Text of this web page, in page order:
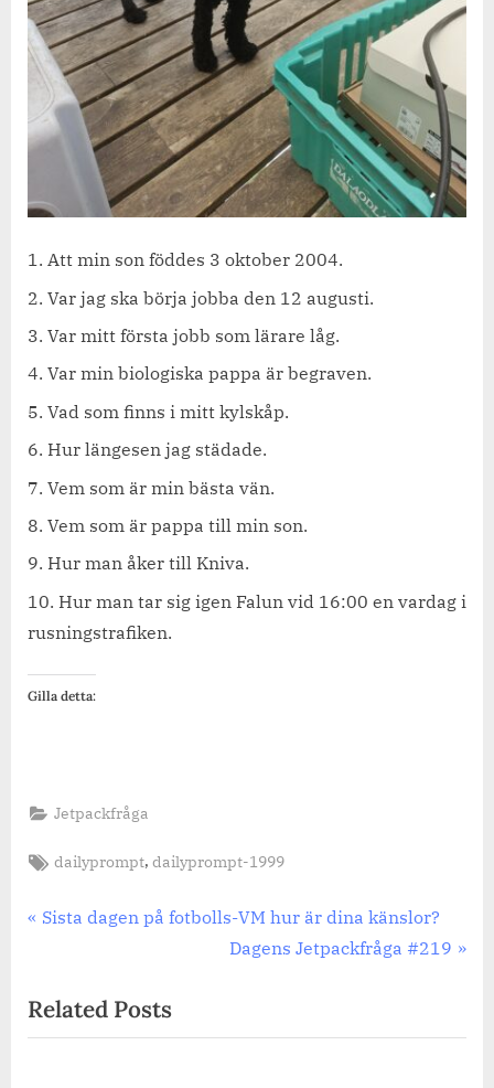
Att min son föddes 3 oktober 2004.
Var jag ska börja jobba den 12 augusti.
Var mitt första jobb som lärare låg.
Var min biologiska pappa är begraven.
Vad som finns i mitt kylskåp.
Hur längesen jag städade.
Vem som är min bästa vän.
Vem som är pappa till min son.
Hur man åker till Kniva.
Hur man tar sig igen Falun vid 16:00 en vardag i
rusningstrafiken.
Gilla detta:
Jetpackfråga
Tags:
dailyprompt,dailyprompt-1999
Inläggsnavigering
Previous
Sista dagen på fotbolls-VM hur är dina känslor?
Next
Dagens Jetpackfråga #219
Related Posts